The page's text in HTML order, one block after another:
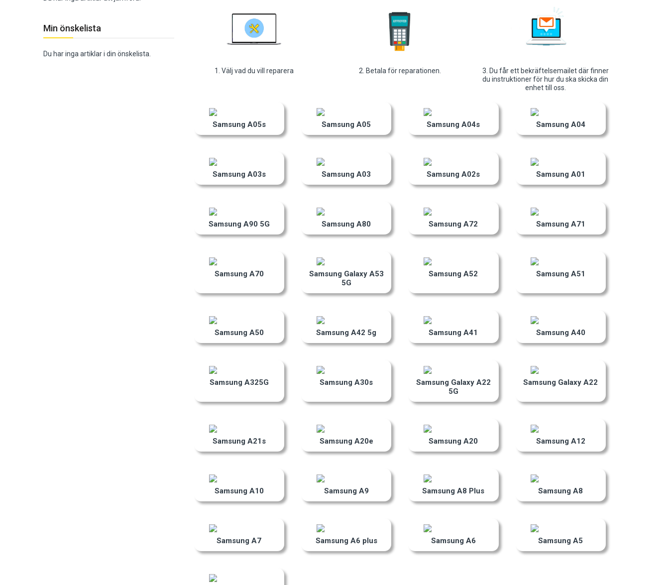
Min önskelista
Du har inga artiklar i din önskelista.
1. Välj vad du vill reparera 2. Betala för reparationen.
3. Du får ett bekräftelsemailet där finner
du instruktioner för hur du ska skicka din
enhet till oss.
Samsung A05s Samsung A05 Samsung A04s Samsung A04
Samsung A03s Samsung A03 Samsung A02s Samsung A01
Samsung A90 5G Samsung A80 Samsung A72 Samsung A71
Samsung A70
Samsung Galaxy A53
5G
Samsung A52 Samsung A51
Samsung A50 Samsung A42 5g Samsung A41 Samsung A40
Samsung A325G Samsung A30s
Samsung Galaxy A22
5G
Samsung Galaxy A22
Samsung A21s Samsung A20e Samsung A20 Samsung A12
Samsung A10 Samsung A9 Samsung A8 Plus Samsung A8
Samsung A7 Samsung A6 plus Samsung A6 Samsung A5